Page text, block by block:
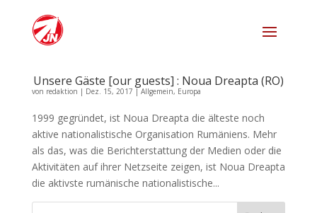
Unsere Gäste [our guests] : Noua Dreapta (RO)
von redaktion | Dez. 15, 2017 | Allgemein, Europa
1999 gegründet, ist Noua Dreapta die älteste noch
aktive nationalistische Organisation Rumäniens. Mehr
als das, was die Berichterstattung der Medien oder die
Aktivitäten auf ihrer Netzseite zeigen, ist Noua Dreapta
die aktivste rumänische nationalistische...